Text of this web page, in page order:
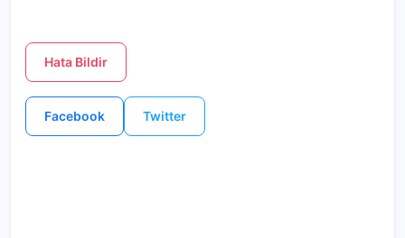
Hata Bildir
Facebook Twitter